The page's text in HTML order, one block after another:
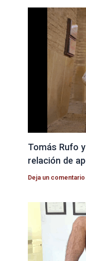
Tomás Rufo
relación de
Deja un comentario